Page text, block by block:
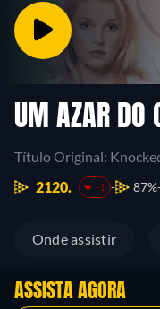
UM AZAR DO
Título Original:
2120.
-1 87%
Onde assistir
ASSISTA AGORA